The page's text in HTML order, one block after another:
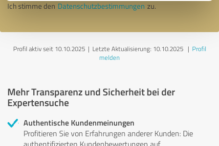
Ich stimme den Datenschutzbestimmungen zu.
Profil aktiv seit 10.10.2025 | Letzte Aktualisierung: 10.10.2025| Profil
melden
Mehr Transparenz und Sicherheit bei der
Expertensuche
Authentische Kundenmeinungen
Profitieren Sie von Erfahrungen anderer Kunden: Die